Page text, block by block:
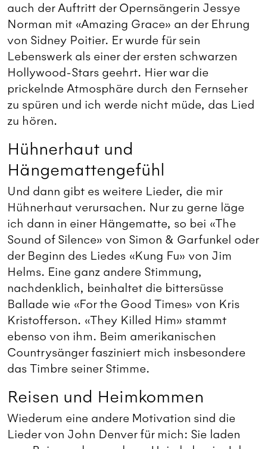
auch der Auftritt der Opernsängerin Jessye
Norman mit «Amazing Grace» an der Ehrung
von Sidney Poitier. Er wurde für sein
Lebenswerk als einer der ersten schwarzen
Hollywood-Stars geehrt. Hier war die
prickelnde Atmosphäre durch den Fernseher
zu spüren und ich werde nicht müde, das Lied
zu hören.
Hühnerhaut und
Hängemattengefühl
Und dann gibt es weitere Lieder, die mir
Hühnerhaut verursachen. Nur zu gerne läge
ich dann in einer Hängematte, so bei «The
Sound of Silence» von Simon & Garfunkel oder
der Beginn des Liedes «Kung Fu» von Jim
Helms. Eine ganz andere Stimmung,
nachdenklich, beinhaltet die bittersüsse
Ballade wie «For the Good Times» von Kris
Kristofferson. «They Killed Him» stammt
ebenso von ihm. Beim amerikanischen
Countrysänger fasziniert mich insbesondere
das Timbre seiner Stimme.
Reisen und Heimkommen
Wiederum eine andere Motivation sind die
Lieder von John Denver für mich: Sie laden